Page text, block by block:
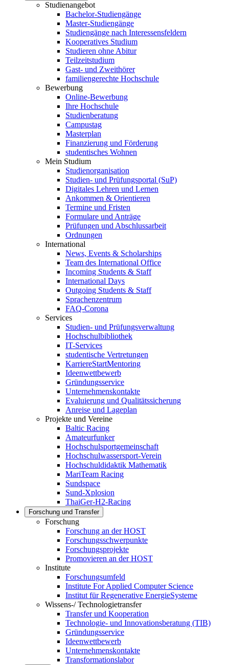
Studienangebot
Bachelor-Studiengänge
Master-Studiengänge
Studiengänge nach Interessensfeldern
Kooperatives Studium
Studieren ohne Abitur
Teilzeitstudium
Gast- und Zweithörer
familiengerechte Hochschule
Bewerbung
Online-Bewerbung
Ihre Hochschule
Studienberatung
Campustag
Masterplan
Finanzierung und Förderung
studentisches Wohnen
Mein Studium
Studienorganisation
Studien- und Prüfungsportal (SuP)
Digitales Lehren und Lernen
Ankommen & Orientieren
Termine und Fristen
Formulare und Anträge
Prüfungen und Abschlussarbeit
Ordnungen
International
News, Events & Scholarships
Team des International Office
Incoming Students & Staff
International Days
Outgoing Students & Staff
Sprachenzentrum
FAQ-Corona
Services
Studien- und Prüfungsverwaltung
Hochschulbibliothek
IT-Services
studentische Vertretungen
KarriereStartMentoring
Ideenwettbewerb
Gründungsservice
Unternehmenskontakte
Evaluierung und Qualitätssicherung
Anreise und Lageplan
Projekte und Vereine
Baltic Racing
Amateurfunker
Hochschulsportgemeinschaft
Hochschulwassersport-Verein
Hochschuldidaktik Mathematik
MariTeam Racing
Sundspace
Sund-Xplosion
ThaiGer-H2-Racing
Forschung und Transfer
Forschung
Forschung an der HOST
Forschungsschwerpunkte
Forschungsprojekte
Promovieren an der HOST
Institute
Forschungsumfeld
Institute For Applied Computer Science
Institut für Regenerative EnergieSysteme
Wissens-/ Technologietransfer
Transfer und Kooperation
Technologie- und Innovationsberatung (TIB)
Gründungsservice
Ideenwettbewerb
Unternehmenskontakte
Transformationslabor